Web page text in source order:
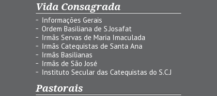
Vida Consagrada
Informações Gerais
Ordem Basiliana de S.Josafat
Irmãs Servas de Maria Imaculada
Irmãs Catequistas de Santa Ana
Irmãs Basilianas
Irmãs de São José
Instituto Secular das Catequistas do S.C.J
Pastorais